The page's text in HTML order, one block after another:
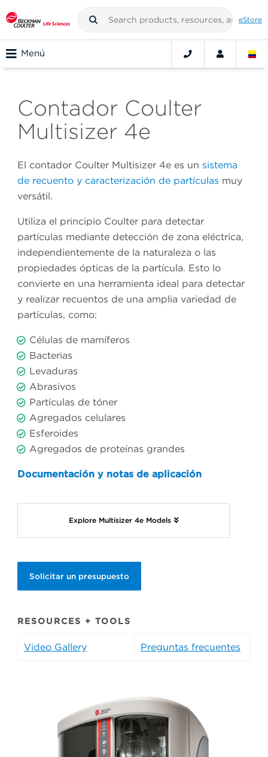
eStore
Menú
Contador Coulter
Multisizer 4e
El contador Coulter Multisizer 4e es un sistema
de recuento y caracterización de partículas muy
versátil.
Utiliza el principio Coulter para detectar
partículas mediante detección de zona eléctrica,
independientemente de la naturaleza o las
propiedades ópticas de la partícula. Esto lo
convierte en una herramienta ideal para detectar
y realizar recuentos de una amplia variedad de
partículas, como:
Células de mamíferos
Bacterias
Levaduras
Abrasivos
Partículas de tóner
Agregados celulares
Esferoides
Agregados de proteínas grandes
Documentación y notas de aplicación
Explore Multisizer 4e Models
Solicitar un presupuesto
RESOURCES + TOOLS
Video Gallery Preguntas frecuentes